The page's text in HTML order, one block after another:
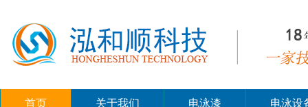
首页 关于我们 电泳漆 电泳设